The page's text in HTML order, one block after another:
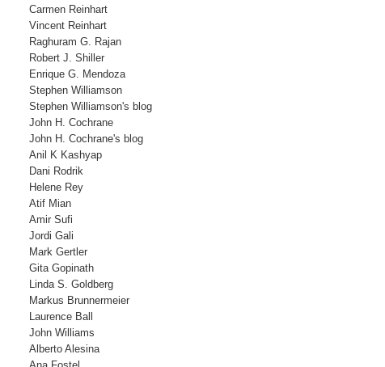
Carmen Reinhart
Vincent Reinhart
Raghuram G. Rajan
Robert J. Shiller
Enrique G. Mendoza
Stephen Williamson
Stephen Williamson's blog
John H. Cochrane
John H. Cochrane's blog
Anil K Kashyap
Dani Rodrik
Helene Rey
Atif Mian
Amir Sufi
Jordi Gali
Mark Gertler
Gita Gopinath
Linda S. Goldberg
Markus Brunnermeier
Laurence Ball
John Williams
Alberto Alesina